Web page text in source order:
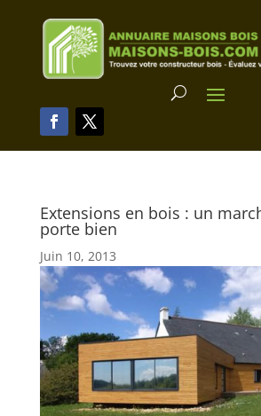
Extensions en bois : un
porte bien
Juin 10, 2013